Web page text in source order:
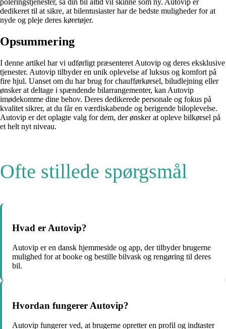
dedikeret til at sikre, at bilentusiaster har de bedste muligheder for at
nyde og pleje deres køretøjer.
Opsummering
I denne artikel har vi udførligt præsenteret Autovip og deres eksklusive
tjenester. Autovip tilbyder en unik oplevelse af luksus og komfort på
fire hjul. Uanset om du har brug for chaufførkørsel, biludlejning eller
ønsker at deltage i spændende bilarrangementer, kan Autovip
imødekomme dine behov. Deres dedikerede personale og fokus på
kvalitet sikrer, at du får en værdiskabende og berigende biloplevelse.
Autovip er det oplagte valg for dem, der ønsker at opleve bilkørsel på
et helt nyt niveau.
Ofte stillede spørgsmål
Hvad er Autovip?
Autovip er en dansk hjemmeside og app, der tilbyder brugerne
mulighed for at booke og bestille bilvask og rengøring til deres
bil.
Hvordan fungerer Autovip?
Autovip fungerer ved, at brugerne opretter en profil og indtaster